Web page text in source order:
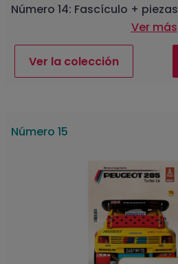
Número 14: Fascículo + piezas
Ver más
Ver la colección
Número 15